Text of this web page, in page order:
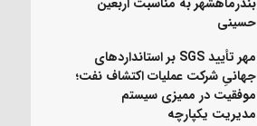
حسینی
مهر تأیید SGS بر استانداردهای
جهانیِ شرکت عملیات اکتشاف نفت؛
موفقیت در ممیزی سیستم
مدیریت یکپارچه